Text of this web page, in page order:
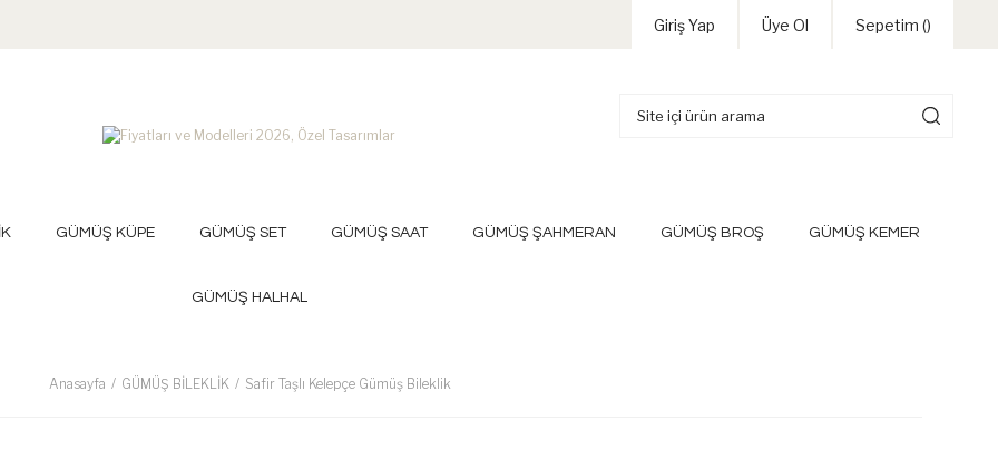
Giriş Yap Üye Ol Sepetim ()
GÜMÜŞ KÜPE GÜMÜŞ SET GÜMÜŞ SAAT GÜMÜŞ ŞAHMERAN GÜMÜŞ BROŞ GÜMÜŞ KEMER
GÜMÜŞ HALHAL
Anasayfa GÜMÜŞ BİLEKLİK Safir Taşlı Kelepçe Gümüş Bileklik